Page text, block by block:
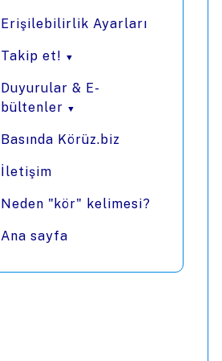
Erişilebilirlik Ayarları
Takip et!
Duyurular & E-
bültenler
Basında Körüz.biz
İletişim
Neden "kör" kelimesi?
Ana sayfa